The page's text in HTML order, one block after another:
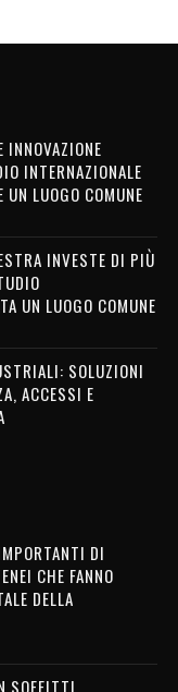
INTERNAZIONALE
LUOGO COMUNE
INVESTE DI PIÙ
UN LUOGO COMUNE
SOLUZIONI
ACCESSI E
DI
CHE FANNO
DELLA
SOFFITTI